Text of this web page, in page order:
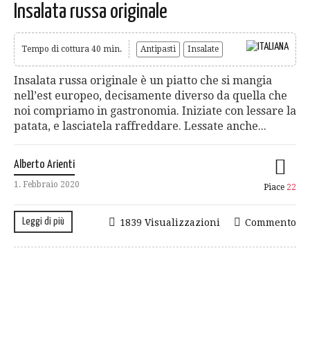
Insalata russa originale
Tempo di cottura 40 min. Antipasti Insalate
Insalata russa originale è un piatto che si mangia
nell’est europeo, decisamente diverso da quella che
noi compriamo in gastronomia. Iniziate con lessare la
patata, e lasciatela raffreddare. Lessate anche...
Alberto Arienti
1. Febbraio 2020 Piace 22
Leggi di più Commento
1839 Visualizzazioni